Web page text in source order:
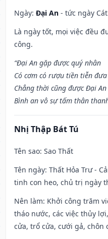
Ngày: Đại An - tức ngày
Là ngày tốt, mọi việc đều
công.
“Đại An gặp được quý nhân
Có cơm có rượu tiền tiễn đưa
Chẳng thời cũng được Đại An
Bình an vô sự tấm thân
Nhị Thập Bát Tú
Tên sao: Sao Thất
Tên ngày: Thất Hỏa Trư -
tinh con heo, chủ trị ngày
Nên làm: Khởi công trăm
tháo nước, các việc thủy
cửa, trổ cửa, cưới gả, chôn